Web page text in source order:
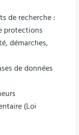
de recherche :
protections
démarches,
de données
(Loi